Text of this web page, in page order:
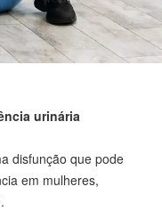
urinária
disfunção que pode
em mulheres,